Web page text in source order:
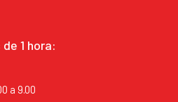
1 hora:
a 9.00